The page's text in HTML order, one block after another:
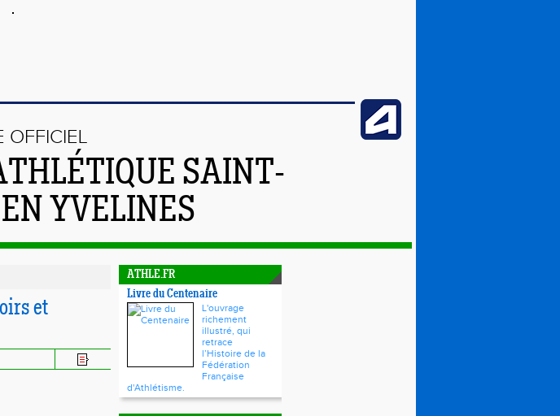
OFFICIEL
SAINT-
YVELINES
et
ATHLE.FR
Livre du Centenaire
L'ouvrage
richement
illustré, qui
retrace
l’Histoire de la
Fédération
Française
d'Athlétisme.